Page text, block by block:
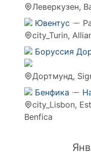
Леверкузен,
Ювентус
city_Turin,
Боруссия
Дортмунд,
Бенфика
city_Lisbon,
Benfica